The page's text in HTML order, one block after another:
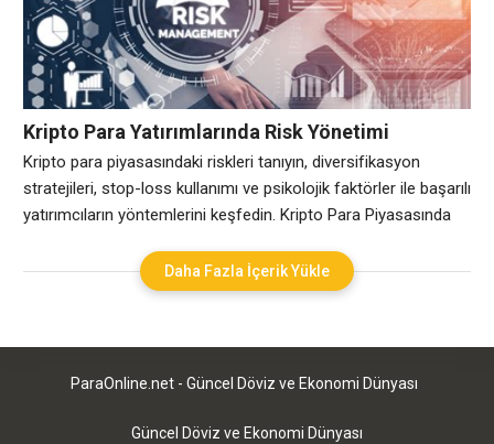
cazip hale
Kripto Para Yatırımlarında Risk Yönetimi
Stratejileri
Kripto para piyasasındaki riskleri tanıyın, diversifikasyon
stratejileri, stop-loss kullanımı ve psikolojik faktörler ile başarılı
yatırımcıların yöntemlerini keşfedin. Kripto Para Piyasasında
fırsatlar sunmasının yanı sıra, çeşitli riskleri de beraberinde
getirmektedir. Bu riskleri tanımak, yatırımcının stratejik kararlar
şansı sağlar. İşte kripto
Daha Fazla İçerik Yükle
ParaOnline.net - Güncel Döviz ve Ekonomi Dünyası
Güncel Döviz ve Ekonomi Dünyası